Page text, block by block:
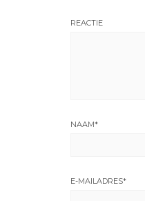
REACTIE
NAAM*
E-MAILADRES*